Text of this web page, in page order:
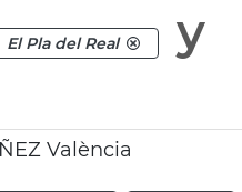
El Pla del Real
y
València